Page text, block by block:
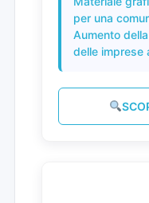
per una
Aumento
delle imprese